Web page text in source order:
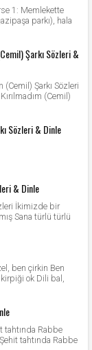
1: Memlekette
parkı), hala
Şarkı Sözleri &
Şarkı Sözleri
(Cemil)
Sözleri & Dinle
& Dinle
İkimizde bir
Sana türlü türlü
ben çirkin Ben
ok Dili bal,
tahtında Rabbe
tahtında Rabbe